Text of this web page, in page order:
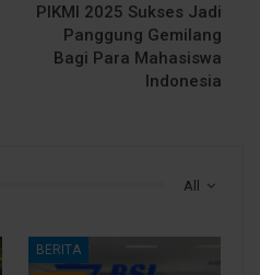
PIKMI 2025 Sukses Jadi
Panggung Gemilang
Bagi Para Mahasiswa
Indonesia
All
BERITA